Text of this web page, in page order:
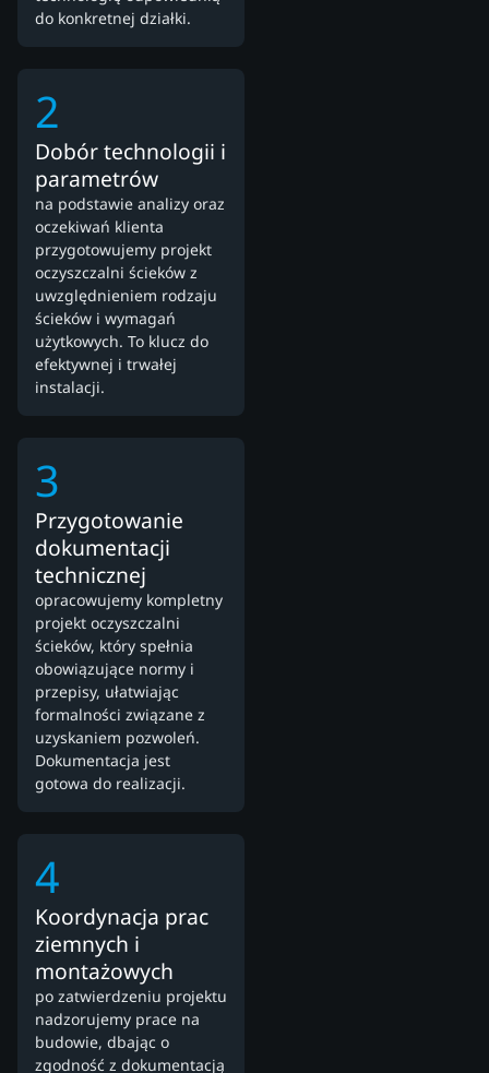
do konkretnej działki.
2
Dobór technologii i
parametrów
na podstawie analizy oraz
oczekiwań klienta
przygotowujemy projekt
oczyszczalni ścieków z
uwzględnieniem rodzaju
ścieków i wymagań
użytkowych. To klucz do
efektywnej i trwałej
instalacji.
3
Przygotowanie
dokumentacji
technicznej
opracowujemy kompletny
projekt oczyszczalni
ścieków, który spełnia
obowiązujące normy i
przepisy, ułatwiając
formalności związane z
uzyskaniem pozwoleń.
Dokumentacja jest
gotowa do realizacji.
4
Koordynacja prac
ziemnych i
montażowych
po zatwierdzeniu projektu
nadzorujemy prace na
budowie, dbając o
zgodność z dokumentacją